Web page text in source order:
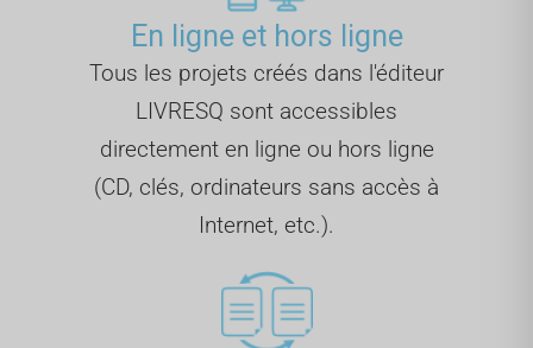
En ligne et hors ligne
Tous les projets créés dans l'éditeur
LIVRESQ sont accessibles
directement en ligne ou hors ligne
(CD, clés, ordinateurs sans accès à
Internet, etc.).